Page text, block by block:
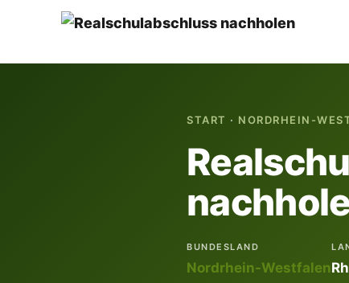
START · NORDRHEIN-
BUNDESLAND
Nordrhein-Westfalen